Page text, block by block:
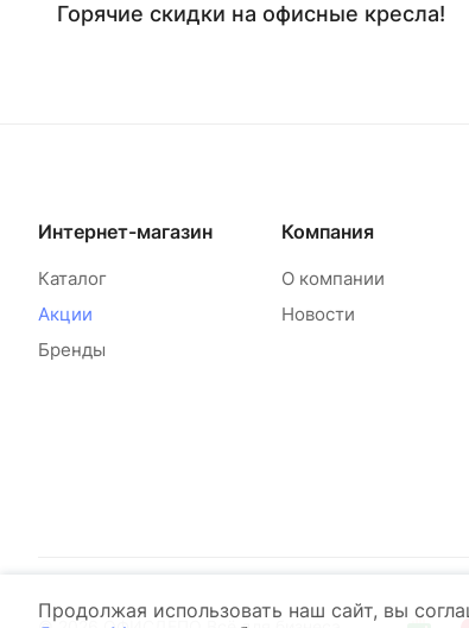
Горячие скидки на офисные кресла!
Интернет-магазин
Каталог
Акции
Бренды
Компания
О компании
Новости
Продолжая использовать наш сайт, вы